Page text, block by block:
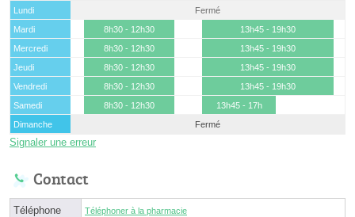
Lundi
Fermé
Mardi
8h30 - 12h30
13h45 - 19h30
Mercredi
8h30 - 12h30
13h45 - 19h30
Jeudi
8h30 - 12h30
13h45 - 19h30
Vendredi
8h30 - 12h30
13h45 - 19h30
Samedi
8h30 - 12h30
13h45 - 17h
Dimanche
Fermé
Signaler une erreur
Contact
Téléphone Téléphoner à la pharmacie